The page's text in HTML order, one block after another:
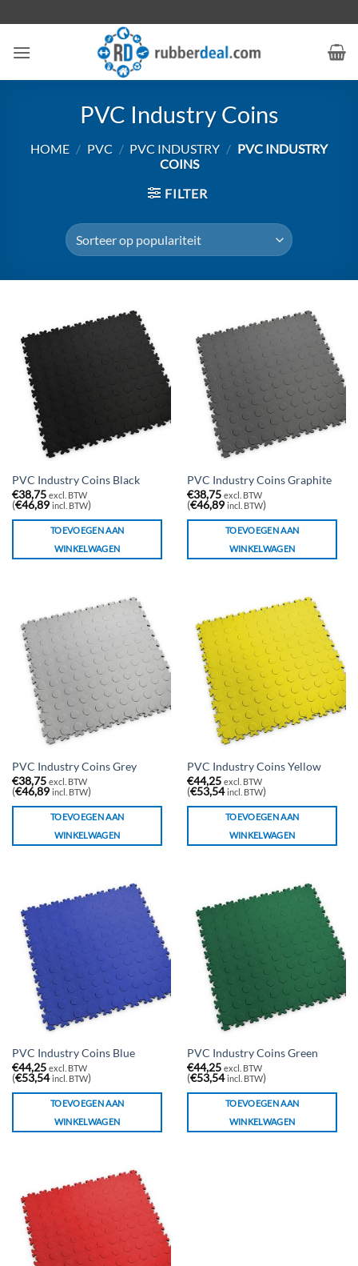
naar
inhoud
PVC Industry Coins
HOME / PVC / PVC INDUSTRY / PVC INDUSTRY
COINS
FILTER
PVC Industry Coins Black
€38,75 excl. BTW
(€46,89 incl. BTW)
TOEVOEGEN AAN
WINKELWAGEN
PVC Industry Coins Graphite
€38,75 excl. BTW
(€46,89 incl. BTW)
TOEVOEGEN AAN
WINKELWAGEN
PVC Industry Coins Grey
€38,75 excl. BTW
(€46,89 incl. BTW)
TOEVOEGEN AAN
WINKELWAGEN
PVC Industry Coins Yellow
€44,25 excl. BTW
(€53,54 incl. BTW)
TOEVOEGEN AAN
WINKELWAGEN
PVC Industry Coins Blue
€44,25 excl. BTW
(€53,54 incl. BTW)
TOEVOEGEN AAN
WINKELWAGEN
PVC Industry Coins Green
€44,25 excl. BTW
(€53,54 incl. BTW)
TOEVOEGEN AAN
WINKELWAGEN